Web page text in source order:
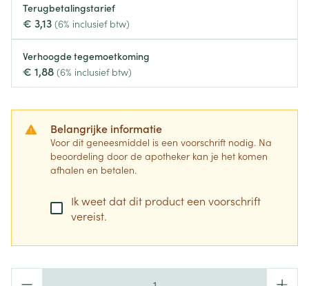
Terugbetalingstarief
€ 3,13 (6% inclusief btw)
Verhoogde tegemoetkoming
€ 1,88 (6% inclusief btw)
Belangrijke informatie
Voor dit geneesmiddel is een voorschrift nodig. Na
beoordeling door de apotheker kan je het komen
afhalen en betalen.
Ik weet dat dit product een voorschrift
vereist.